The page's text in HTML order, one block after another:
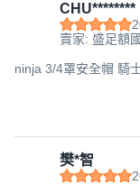
CHU********
賣家: 盛足額
ninja 3/4罩安全帽 騎
樊*智